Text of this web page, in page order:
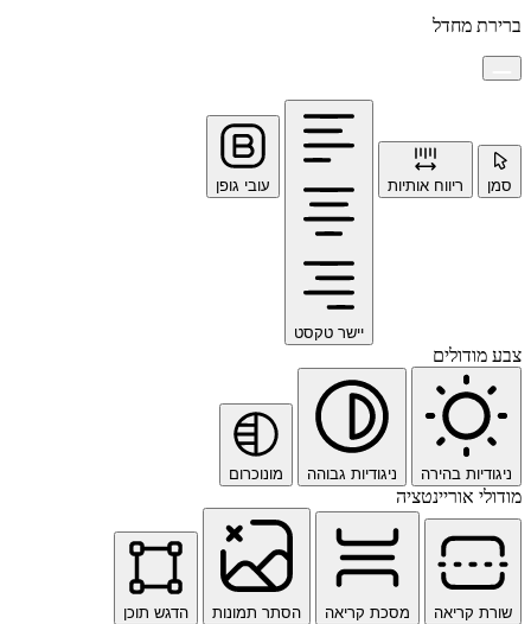
ברירת מחדל
סמן ריווח אותיות
יישר טקסט
עובי גופן
צבע מודולים
ניגודיות בהירה ניגודיות גבוהה מונוכרום
מודולי אוריינטציה
שורת קריאה מסכת קריאה הסתר תמונות הדגש תוכן